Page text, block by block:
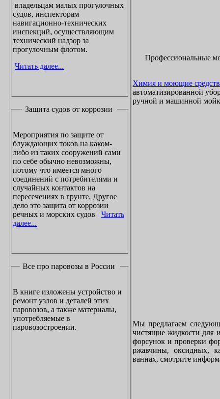
владельцам малых прогулочных
судов, инспекторам
навигационно-технических
инспекций, осуществляющим
технический надзор за
прогулочным флотом.
Читать далее...
Защита судов от коррозии
Мероприятия по защите от
блуждающих токов на каком-
либо из таких сооружений сами
по себе обычно невозможны,
потому что имеется много
соединений с потребителями и
случайных контактов на
пересечениях в грунте. Другое
дело это защита от коррозии
речных и морских судов Читать
далее...
Все про паровозы в России
В книге изложены устройство и
ремонт узлов и деталей этих
паровозов, а также материалы,
употребляемые в
паровозостроении.
Профессиональные
Химия и моющие
автоматизированной
ручной и машинной
Мы предлагаем
чистящие жидкости для
форсунок и проверки
ржавчины, оксидных,
ваннах, смотрите